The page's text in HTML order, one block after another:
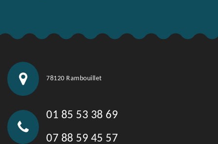
78120 Rambouillet
01 85 53 38 69
07 88 59 45 57